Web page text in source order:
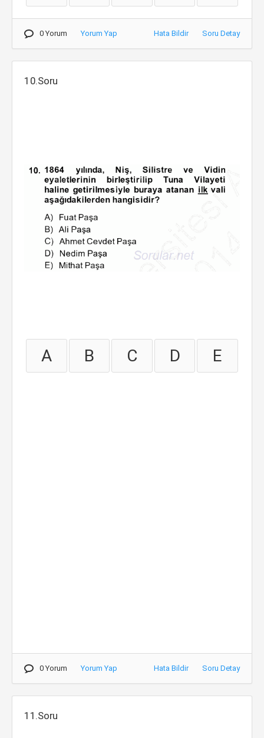
0 Yorum Yorum Yap Hata Bildir Soru Detay
10.Soru
A B C D E
0 Yorum Yorum Yap Hata Bildir Soru Detay
11.Soru